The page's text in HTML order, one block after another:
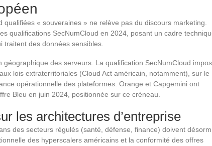
qualifiées « souveraines » ne relève pas du discours marketing.
qualifications SecNumCloud en 2024, posant un cadre
traitent des données sensibles.
géographique des serveurs. La qualification SecNumCloud
lois extraterritoriales (Cloud Act américain, notamment), sur le
opérationnelle des plateformes. Orange et Capgemini ont
Bleu en juin 2024, positionnée sur ce créneau.
les architectures d’entreprise
des secteurs régulés (santé, défense, finance) doivent
des hyperscalers américains et la conformité des offres